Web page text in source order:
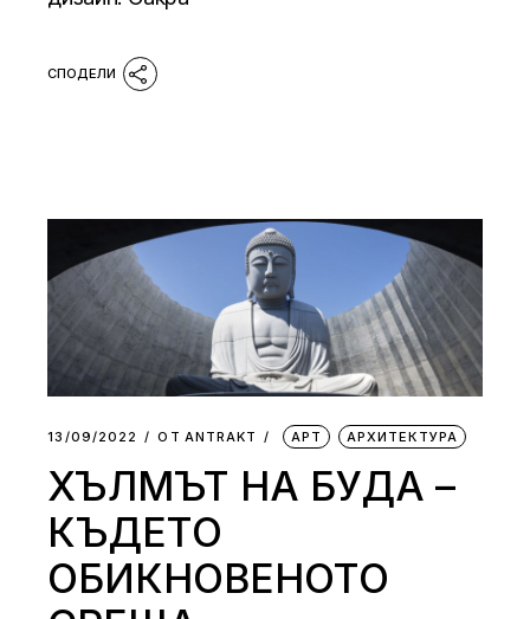
13/09/2022 ОТ АNTRAKT АРТ АРХИТЕКТУРА
ХЪЛМЪТ НА БУДА –
КЪДЕТО
ОБИКНОВЕНОТО